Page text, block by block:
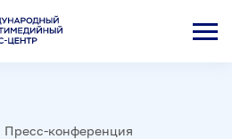
Пресс-конференция